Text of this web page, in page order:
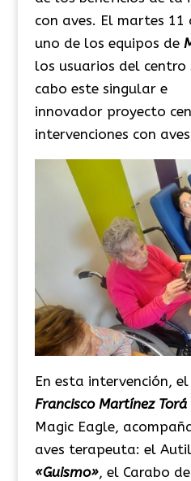
con aves. El martes 11
uno de los equipos de
los usuarios del
cabo este singular e
innovador proyecto
intervenciones con
En esta intervención,
Francisco Martínez Torá
Magic Eagle,
aves terapeuta: el
«Guismo», el Carabo